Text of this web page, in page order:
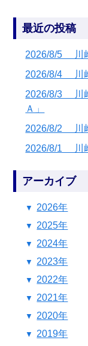
最近の投稿
2026/8/5 川﨑
2026/8/4 川
2026/8/3 川
Ａ」
2026/8/2 川
2026/8/1 川
アーカイブ
2026年
2025年
2024年
2023年
2022年
2021年
2020年
2019年